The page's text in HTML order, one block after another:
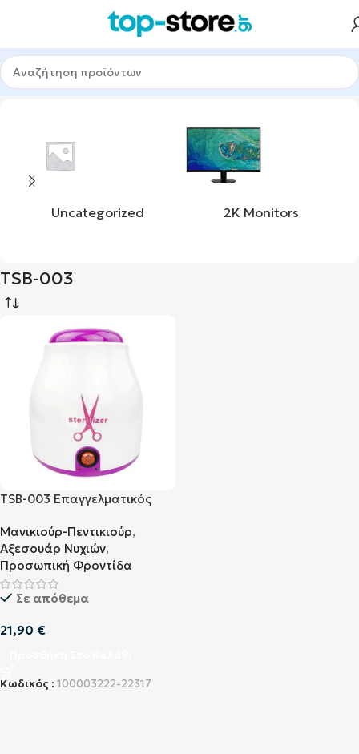
Αρχική σελίδα Προϊόν product_mpn TSB-003
Uncategorized 2K Monitors
TSB-003
TSB-003 Eπαγγελματικός
100W Ροζ
Μανικιούρ-Πεντικιούρ,
Αξεσουάρ Νυχιών,
Προσωπική Φροντίδα
Σε απόθεμα
21,90 €
Κωδικός : 100003222-22317